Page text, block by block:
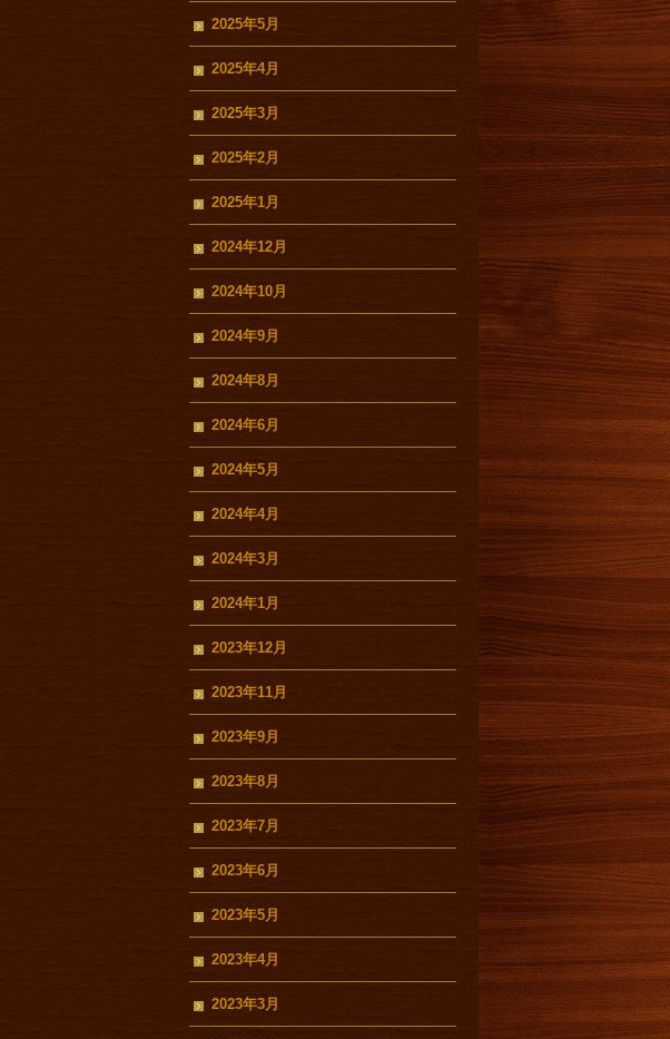
2025年5月
2025年4月
2025年3月
2025年2月
2025年1月
2024年12月
2024年10月
2024年9月
2024年8月
2024年6月
2024年5月
2024年4月
2024年3月
2024年1月
2023年12月
2023年11月
2023年9月
2023年8月
2023年7月
2023年6月
2023年5月
2023年4月
2023年3月